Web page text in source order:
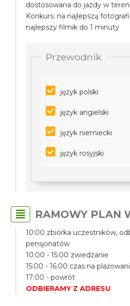
dostosowana do jazdy w
Konkurs: na najlepszą
najlepszy filmik do 1 minuty
Przewodnik
język polski
język angielski
język niemiecki
język rosyjski
RAMOWY PLAN
10:00 zbiórka uczestników,
pensjonatów
10:00 - 15:00 zwiedzanie
15:00 - 16:00 czas na
17:00 - powrót
ODBIERAMY Z ADRESU